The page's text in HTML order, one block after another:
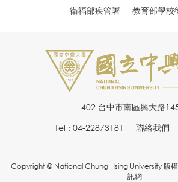
衛福部疾管署 教育部學校
402 台中市南區興大路
Tel : 04-22873181
聯絡我們
Copyright © National Chung Hsing University 版
訊網